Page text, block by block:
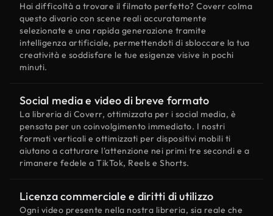
Hai difficoltà a trovare il filmato perfetto? Coverr colma
questo divario con scene reali accuratamente
selezionate e una rapida generazione tramite
intelligenza artificiale, permettendoti di sbloccare la tua
creatività e soddisfare le tue esigenze visive in pochi
minuti.
Social media e video di breve formato
La libreria di Coverr, ottimizzata per i social media, è
pensata per un coinvolgimento immediato. I nostri
formati verticali e ottimizzati per dispositivi mobili ti
aiutano a catturare l'attenzione nei primi tre secondi e a
rimanere fedele a TikTok, Reels e Shorts.
Licenza commerciale e diritti di utilizzo
Ogni video presente nella nostra libreria, sia reale che